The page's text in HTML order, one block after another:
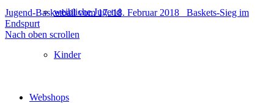
weibliche Jugend
Kinder
Webshops
Jugend-Basketball vom 17./18. Februar 2018
Baskets-Sieg im
Endspurt
Nach oben scrollen